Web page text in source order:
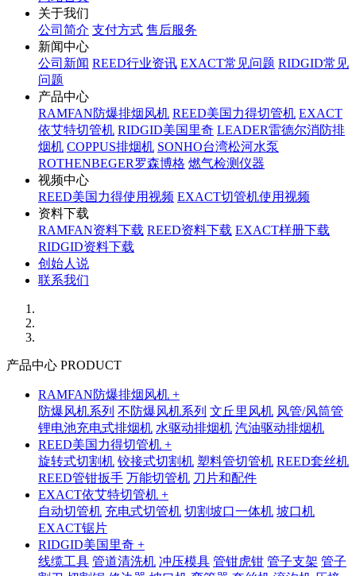
关于我们
公司简介 支付方式 售后服务
新闻中心
公司新闻 REED行业资讯 EXACT常见问题 RIDGID常见
问题
产品中心
RAMFAN防爆排烟风机 REED美国力得切管机 EXACT
依艾特切管机 RIDGID美国里奇 LEADER雷德尔消防排
烟机 COPPUS排烟机 SONHO台湾松河水泵
ROTHENBEGER罗森博格 燃气检测仪器
视频中心
REED美国力得使用视频 EXACT切管机使用视频
资料下载
RAMFAN资料下载 REED资料下载 EXACT样册下载
RIDGID资料下载
创始人说
联系我们
产品中心 PRODUCT
RAMFAN防爆排烟风机 +
防爆风机系列 不防爆风机系列 文丘里风机 风管/风筒管
锂电池充电式排烟机 水驱动排烟机 汽油驱动排烟机
REED美国力得切管机 +
旋转式切割机 铰接式切割机 塑料管切管机 REED套丝机
REED管钳扳手 万能切管机 刀片和配件
EXACT依艾特切管机 +
自动切管机 充电式切管机 切割坡口一体机 坡口机
EXACT锯片
RIDGID美国里奇 +
线缆工具 管道清洗机 冲压模具 管钳虎钳 管子支架 管子